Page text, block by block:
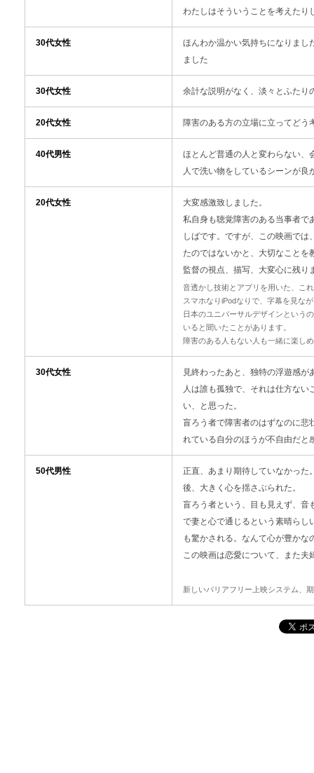
わたしはそういうことを考えたり
30代女性
ほんわか温かい気持ちになりまし
ました
30代女性 余計な説明がなく、淡々とふたり
20代女性 障害のある方の立場に立ってどう
40代男性
ほとんど普通の人と変わらない、
人で洗い物をしているシーンが良
20代女性
大変感激致しました。
私自身も聴覚障害のある当事者で
しばです。 ですが、この映画では
たのではないかと、 大切なことを
監督の視点、描写、大変心に残り
音透かし技術とアプリを用いた、こ
スマホなりiPodなりで、字幕を見な
日本のユニバーサルデザインという
いると聞いたことがあります。
障害のある人もない人も一緒に楽し
30代女性
見終わったあと、独特の浮遊感
人は誰も孤独で、それは仕方な
い、と思った。
盲ろう者で障害者のはずなのに悲
れている自分のほうが不自由だと
50代男性
正直、あまり期待していなかった
後、大きく心を揺さぶられた。
盲ろう者という、目も見えず、音
で妻と心で通じるという素晴らし
も驚かされる。なんて心が豊かな
この映画は恋愛について、また夫
新しいバリアフリー上映システム、